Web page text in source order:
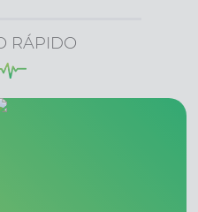
RÁPIDO